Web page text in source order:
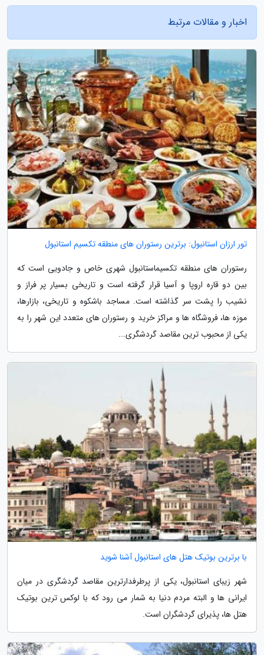
اخبار و مقالات مرتبط
تور ارزان استانبول: برترین رستوران های منطقه تکسیم استانبول
رستوران های منطقه تکسیماستانبول شهری خاص و جادویی است که
بین دو قاره اروپا و آسیا قرار گرفته است و تاریخی بسیار پر فراز و
نشیب را پشت سر گذاشته است. مساجد باشکوه و تاریخی، بازارها،
موزه ها، فروشگاه ها و مراکز خرید و رستوران های متعدد این شهر را به
یکی از محبوب ترین مقاصد گردشگری...
با برترین بوتیک هتل های استانبول آشنا شوید
شهر زیبای استانبول، یکی از پرطرفدارترین مقاصد گردشگری در میان
ایرانی ها و البته مردم دنیا به شمار می رود که با لوکس ترین بوتیک
هتل ها، پذیرای گردشگران است.